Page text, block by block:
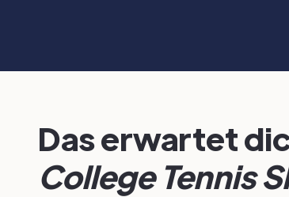
Das erwartet
College Tennis